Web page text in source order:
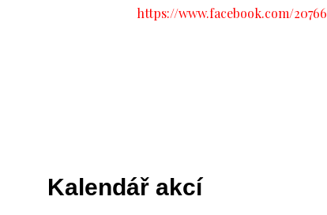
https://www.facebook.com/
Kalendář akcí